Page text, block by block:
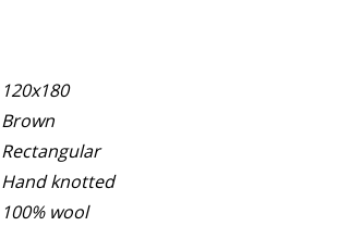
120x180
Brown
Rectangular
Hand knotted
100% wool